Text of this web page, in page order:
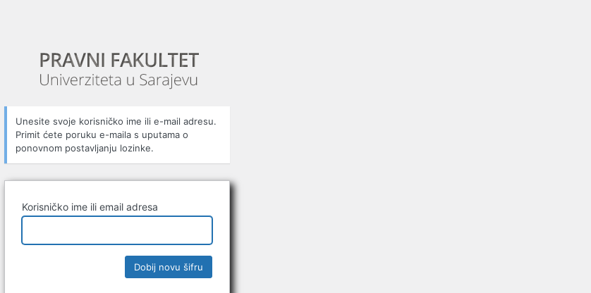
Unesite svoje korisničko ime ili e-mail adresu.
Primit ćete poruku e-maila s uputama o
ponovnom postavljanju lozinke.
Korisničko ime ili email adresa